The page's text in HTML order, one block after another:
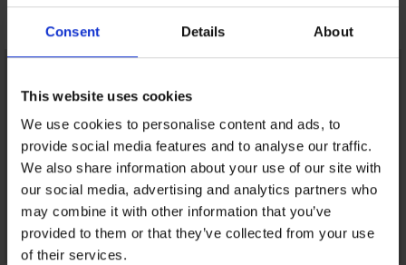
Consent Details About
This website uses cookies
We use cookies to personalise content and ads, to
provide social media features and to analyse our traffic.
We also share information about your use of our site with
our social media, advertising and analytics partners who
may combine it with other information that you’ve
provided to them or that they’ve collected from your use
of their services.
Открийте подобни артикули
LIMITED LIMITED